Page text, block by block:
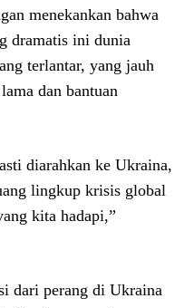
menekankan bahwa
dramatis ini dunia
terlantar, yang jauh
dan bantuan
diarahkan ke Ukraina,
lingkup krisis global
kita hadapi,”
dari perang di Ukraina